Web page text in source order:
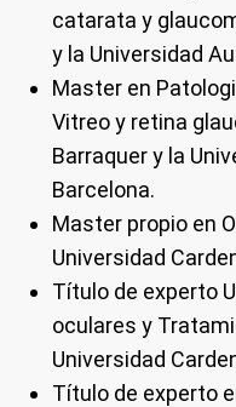
catarata y
y la Universidad
Master en
Vitreo y retina
Barraquer y la
Barcelona.
Master propio en
Universidad
Título de experto
oculares y
Universidad
Título de experto